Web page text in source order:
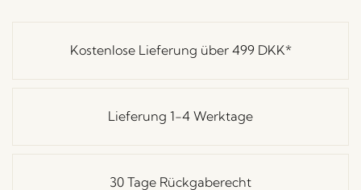
Kostenlose Lieferung über 499 DKK*
Lieferung 1-4 Werktage
30 Tage Rückgaberecht